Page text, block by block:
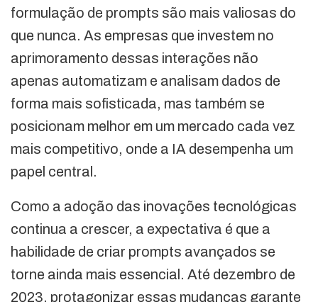
formulação de prompts são mais valiosas do
que nunca. As empresas que investem no
aprimoramento dessas interações não
apenas automatizam e analisam dados de
forma mais sofisticada, mas também se
posicionam melhor em um mercado cada vez
mais competitivo, onde a IA desempenha um
papel central.
Como a adoção das inovações tecnológicas
continua a crescer, a expectativa é que a
habilidade de criar prompts avançados se
torne ainda mais essencial. Até dezembro de
2023, protagonizar essas mudanças garante